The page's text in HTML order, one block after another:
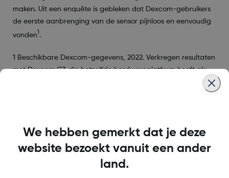
maken. Uit een enquête is gebleken dat Dexcom-gebruikers
de eerste aanbrenging van de sensor pijnloos en eenvoudig
vonden1 .
1 Beschikbare Dexcom-gegevens, 2022. Verkregen resultaten
met Dexcom G7, die hetzelfde hardwareplatform heeft als
We hebben gemerkt dat je deze
website bezoekt vanuit een ander
land.